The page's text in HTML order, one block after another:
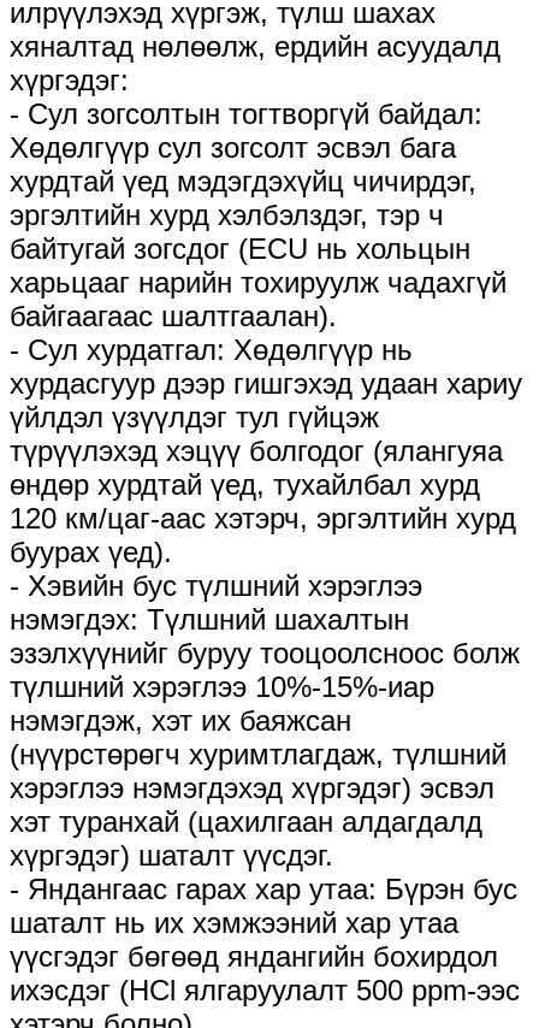
илрүүлэхэд хүргэж, түлш шахах
хяналтад нөлөөлж, ердийн асуудалд
хүргэдэг:
- Сул зогсолтын тогтворгүй байдал:
Хөдөлгүүр сул зогсолт эсвэл бага
хурдтай үед мэдэгдэхүйц чичирдэг,
эргэлтийн хурд хэлбэлздэг, тэр ч
байтугай зогсдог (ECU нь хольцын
харьцааг нарийн тохируулж чадахгүй
байгаагаас шалтгаалан).
- Сул хурдатгал: Хөдөлгүүр нь
хурдасгуур дээр гишгэхэд удаан хариу
үйлдэл үзүүлдэг тул гүйцэж
түрүүлэхэд хэцүү болгодог (ялангуяа
өндөр хурдтай үед, тухайлбал хурд
120 км/цаг-аас хэтэрч, эргэлтийн хурд
буурах үед).
- Хэвийн бус түлшний хэрэглээ
нэмэгдэх: Түлшний шахалтын
эзэлхүүнийг буруу тооцоолсноос болж
түлшний хэрэглээ 10%-15%-иар
нэмэгдэж, хэт их баяжсан
(нүүрстөрөгч хуримтлагдаж, түлшний
хэрэглээ нэмэгдэхэд хүргэдэг) эсвэл
хэт туранхай (цахилгаан алдагдалд
хүргэдэг) шаталт үүсдэг.
- Яндангаас гарах хар утаа: Бүрэн бус
шаталт нь их хэмжээний хар утаа
үүсгэдэг бөгөөд яндангийн бохирдол
ихэсдэг (HCl ялгаруулалт 500 ppm-ээс